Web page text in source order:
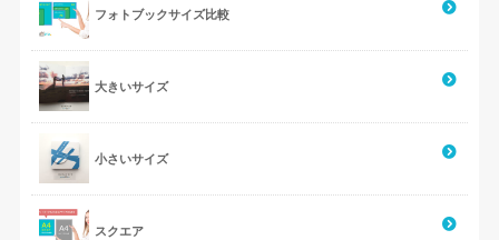
フォトブックサイズ比較
大きいサイズ
小さいサイズ
スクエア